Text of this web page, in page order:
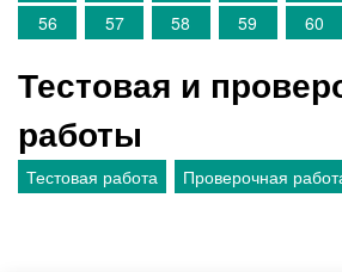
56
57 58 59 60
Тестовая и
работы
Тестовая работа Проверочная